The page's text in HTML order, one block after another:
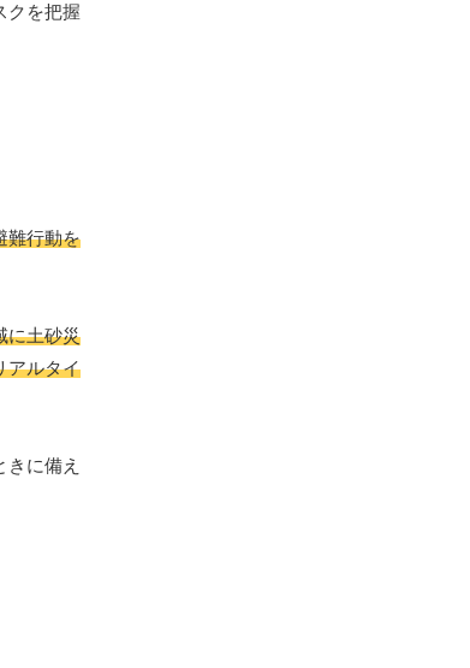
クを把握
難行動を
に土砂災
アルタイ
に備え